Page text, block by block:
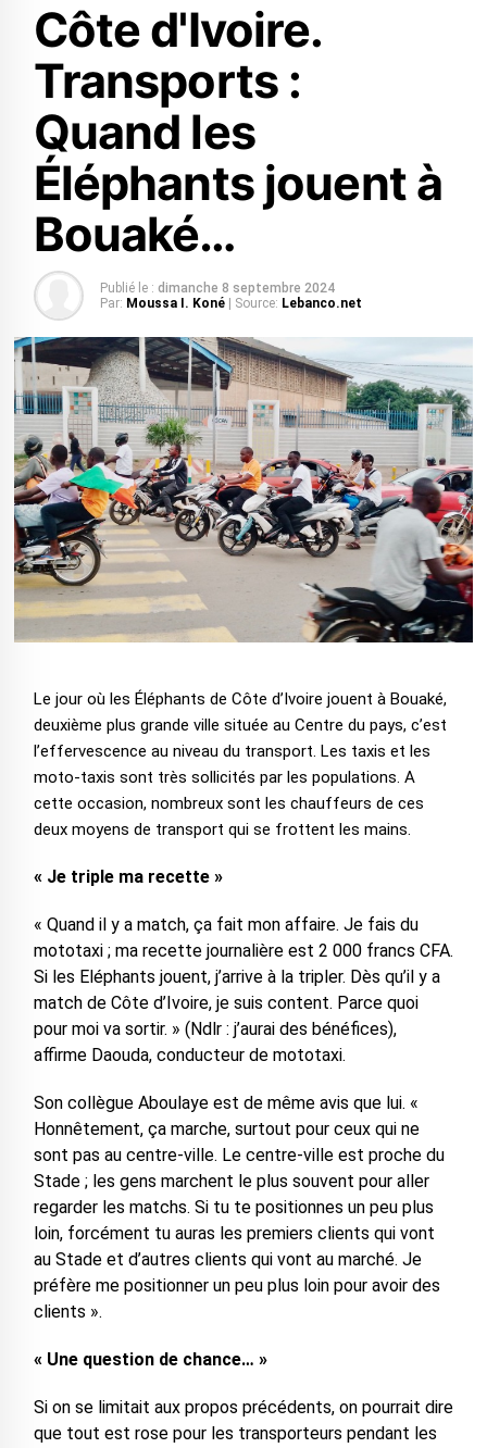
Côte d'Ivoire.
Transports :
Quand les
Éléphants jouent à
Bouaké…
Publié le : dimanche 8 septembre 2024
Par: Moussa I. Koné | Source: Lebanco.net
Le jour où les Éléphants de Côte d’Ivoire jouent à Bouaké,
deuxième plus grande ville située au Centre du pays, c’est
l’effervescence au niveau du transport. Les taxis et les
moto-taxis sont très sollicités par les populations. A
cette occasion, nombreux sont les chauffeurs de ces
deux moyens de transport qui se frottent les mains.
« Je triple ma recette »
« Quand il y a match, ça fait mon affaire. Je fais du
mototaxi ; ma recette journalière est 2 000 francs CFA.
Si les Eléphants jouent, j’arrive à la tripler. Dès qu’il y a
match de Côte d’Ivoire, je suis content. Parce quoi
pour moi va sortir. » (Ndlr : j’aurai des bénéfices),
affirme Daouda, conducteur de mototaxi.
Son collègue Aboulaye est de même avis que lui. «
Honnêtement, ça marche, surtout pour ceux qui ne
sont pas au centre-ville. Le centre-ville est proche du
Stade ; les gens marchent le plus souvent pour aller
regarder les matchs. Si tu te positionnes un peu plus
loin, forcément tu auras les premiers clients qui vont
au Stade et d’autres clients qui vont au marché. Je
préfère me positionner un peu plus loin pour avoir des
clients ».
« Une question de chance… »
Si on se limitait aux propos précédents, on pourrait dire
que tout est rose pour les transporteurs pendant les